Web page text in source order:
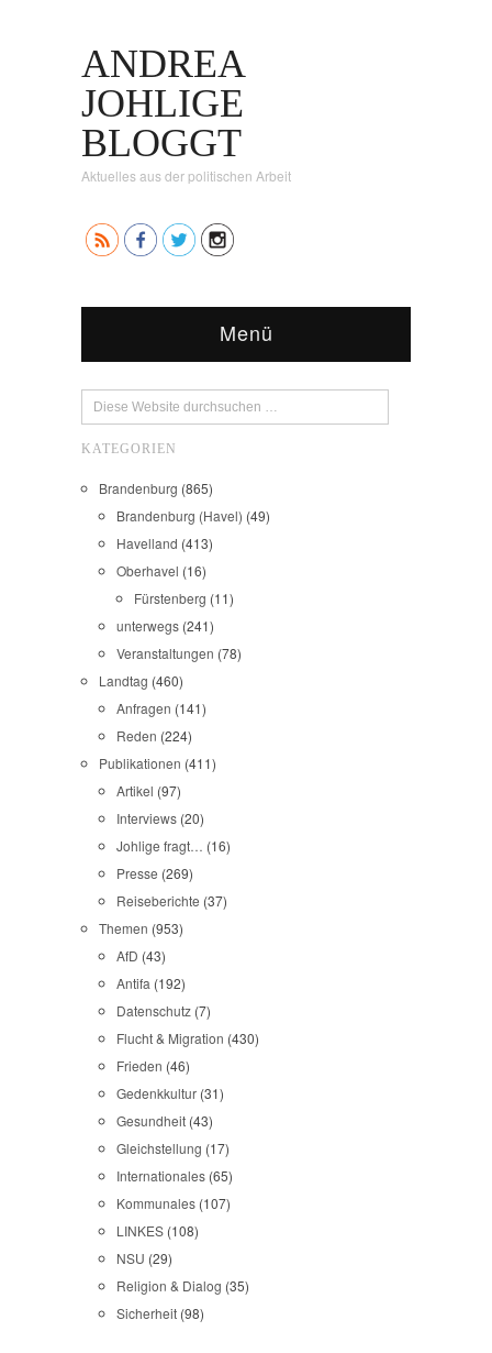
ANDREA
JOHLIGE
BLOGGT
Aktuelles aus der politischen Arbeit
Menü
KATEGORIEN
Brandenburg (865)
Brandenburg (Havel) (49)
Havelland (413)
Oberhavel (16)
Fürstenberg (11)
unterwegs (241)
Veranstaltungen (78)
Landtag (460)
Anfragen (141)
Reden (224)
Publikationen (411)
Artikel (97)
Interviews (20)
Johlige fragt… (16)
Presse (269)
Reiseberichte (37)
Themen (953)
AfD (43)
Antifa (192)
Datenschutz (7)
Flucht & Migration (430)
Frieden (46)
Gedenkkultur (31)
Gesundheit (43)
Gleichstellung (17)
Internationales (65)
Kommunales (107)
LINKES (108)
NSU (29)
Religion & Dialog (35)
Sicherheit (98)